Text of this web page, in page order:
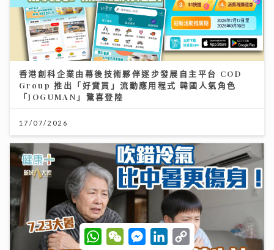
香港創科企業由幕後技術夥伴逐步發展自主平台 COD
Group 推出「好賞買」流動應用程式 韓國人氣角色
「JOGUMAN」驚喜登陸
17/07/2026
W
h
W
e
M
e
L
C
o